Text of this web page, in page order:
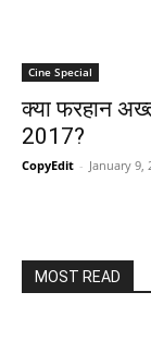
Cine Special
क्‍या फरहान
2017?
CopyEdit - January 9,
MOST READ